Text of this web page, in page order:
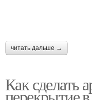
читать дальше →
Как сделать